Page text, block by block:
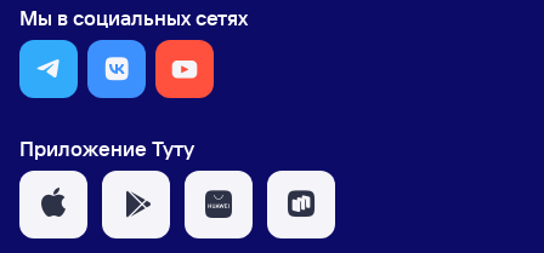
Мы в социальных сетях
Приложение Туту